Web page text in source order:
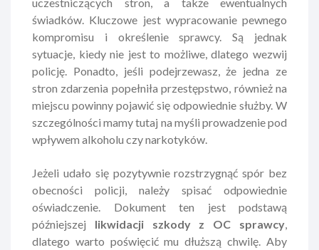
świadków. Kluczowe jest wypracowanie pewnego
kompromisu i określenie sprawcy. Są jednak
sytuacje, kiedy nie jest to możliwe, dlatego wezwij
policję. Ponadto, jeśli podejrzewasz, że jedna ze
stron zdarzenia popełniła przestępstwo, również na
miejscu powinny pojawić się odpowiednie służby. W
szczególności mamy tutaj na myśli prowadzenie pod
wpływem alkoholu czy narkotyków.
Jeżeli udało się pozytywnie rozstrzygnąć spór bez
obecności policji, należy spisać odpowiednie
oświadczenie. Dokument ten jest podstawą
późniejszej likwidacji szkody z OC sprawcy
dlatego warto poświęcić mu dłuższą chwilę. Aby